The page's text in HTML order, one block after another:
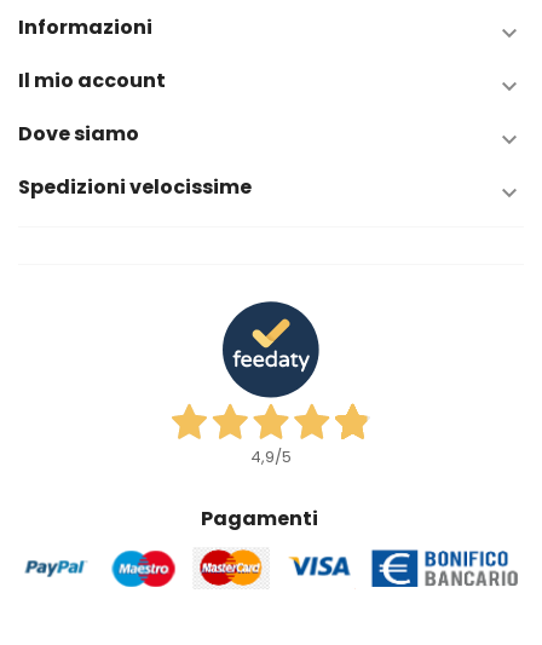
Informazioni 
Il mio account 
Dove siamo 
Spedizioni velocissime 
4,9/5
Pagamenti